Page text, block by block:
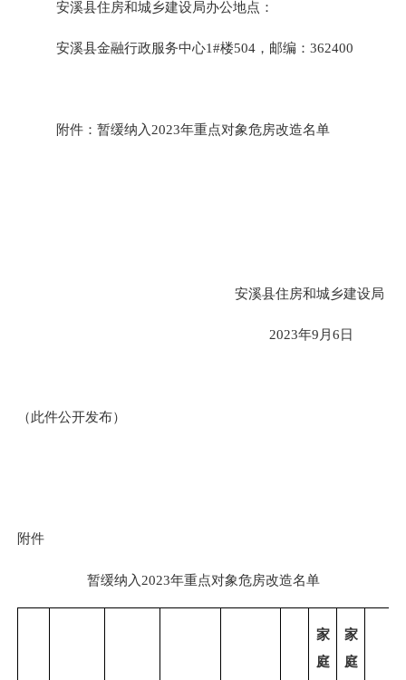
安溪县住房和城乡建设局办公地点：
安溪县金融行政服务中心1#楼504，邮编：362400
附件： 暂缓纳入2023年重点对象危房改造名单
安溪县住房和城乡建设局
2023年9月6日
（此件公开发布）
附件
暂缓纳入 2023年重点对象危房改造名单
家
庭
家
庭